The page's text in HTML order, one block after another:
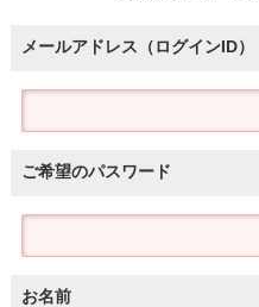
メールアドレス（ログインID）
ご希望のパスワード
お名前